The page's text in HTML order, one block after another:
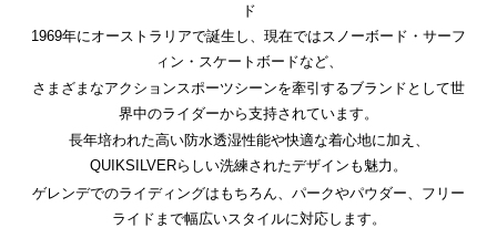
ド
1969年にオーストラリアで誕生し、現在ではスノーボード・サーフ
ィン・スケートボードなど、
さまざまなアクションスポーツシーンを牽引するブランドとして世
界中のライダーから支持されています。
長年培われた高い防水透湿性能や快適な着心地に加え、
QUIKSILVERらしい洗練されたデザインも魅力。
ゲレンデでのライディングはもちろん、パークやパウダー、フリー
ライドまで幅広いスタイルに対応します。